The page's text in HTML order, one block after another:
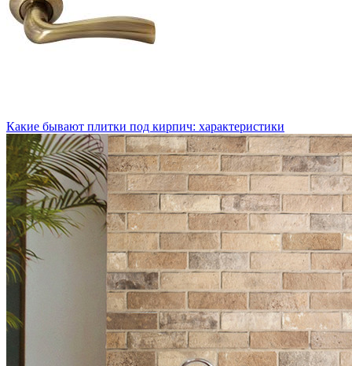
Какие бывают плитки под кирпич: характеристики